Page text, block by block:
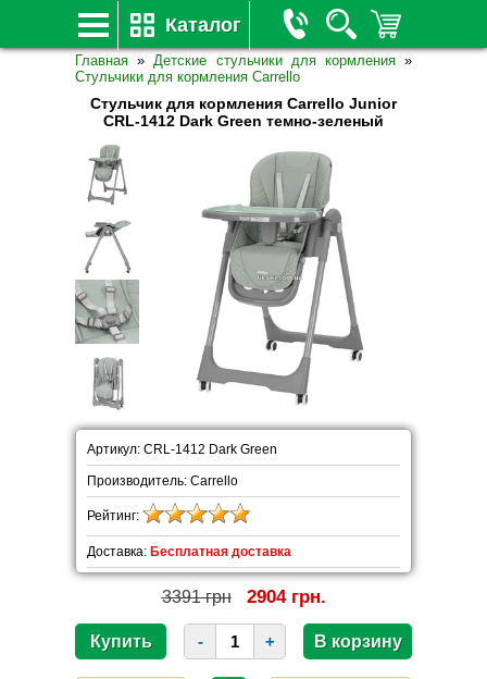
Каталог
Главная »Детские стульчики для кормления »
Стульчики для кормления Carrello
Стульчик для кормления Carrello Junior
CRL-1412 Dark Green темно-зеленый
Артикул: CRL-1412 Dark Green
Производитель: Carrello
Рейтинг:
Доставка: Бесплатная доставка
3391 грн 2904 грн.
- +